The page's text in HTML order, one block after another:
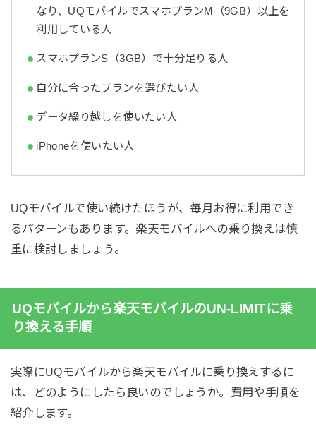
なり、UQモバイルでスマホプランM（9GB）以上を
利用している人
スマホプランS（3GB）で十分足りる人
自分に合ったプランを選びたい人
データ繰り越しを使いたい人
iPhoneを使いたい人
UQモバイルで使い続けたほうが、毎月お得に利用でき
るパターンもあります。楽天モバイルへの乗り換えは慎
重に検討しましょう。
UQモバイルから楽天モバイルのUN-LIMITに乗
り換える手順
実際にUQモバイルから楽天モバイルに乗り換えするに
は、どのようにしたら良いのでしょうか。費用や手順を
紹介します。